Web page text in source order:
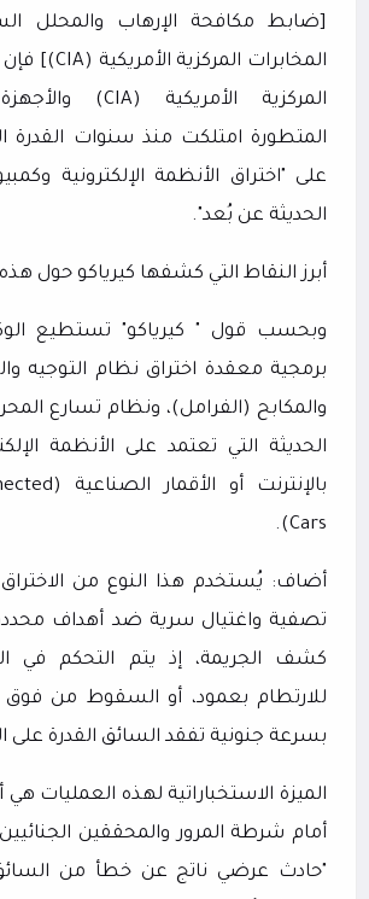
[ضابط مكافحة الإرهاب والمحلل
المخابرات المركزية الأمريكية (CIA)] فإن
المركزية الأمريكية (CIA) والأجهزة
المتطورة امتلكت منذ سنوات القدرة
على "اختراق الأنظمة الإلكترونية
الحديثة عن بُعد".
أبرز النقاط التي كشفها كيرياكو حول هذه
وبحسب قول " كيرياكو" تستطيع
برمجية معقدة اختراق نظام التوجيه
والمكابح (الفرامل)، ونظام تسارع
الحديثة التي تعتمد على الأنظمة
بالإنترنت أو الأقمار الصناعية (
Cars
).
أضاف: يُستخدم هذا النوع من
تصفية واغتيال سرية ضد أهداف
كشف الجريمة، إذ يتم التحكم في
للارتطام بعمود، أو السقوط من فوق
بسرعة جنونية تفقد السائق القدرة على
الميزة الاستخباراتية لهذه العمليات
أمام شرطة المرور والمحققين
"حادث عرضي ناتج عن خطأ من السائق